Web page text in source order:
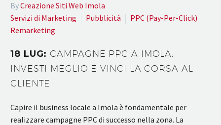
ByCreazione Siti Web Imola
Servizi di Marketing
Pubblicità
PPC (Pay-Per-Click)
Remarketing
18 LUG:CAMPAGNE PPC A IMOLA:
INVESTI MEGLIO E VINCI LA CORSA AL
CLIENTE
Capire il business locale a Imola è fondamentale per
realizzare campagne PPC di successo nella zona. La